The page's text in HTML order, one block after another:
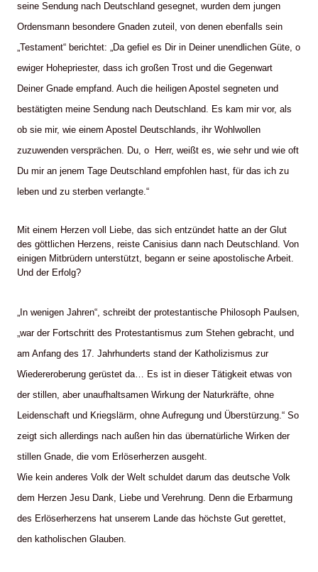
seine Sendung nach Deutschland gesegnet, wurden dem jungen
Ordensmann besondere Gnaden zuteil, von denen ebenfalls sein
„Testament“ berichtet: „Da gefiel es Dir in Deiner unendlichen Güte, o
ewiger Hohepriester, dass ich großen Trost und die Gegenwart
Deiner Gnade empfand. Auch die heiligen Apostel segneten und
bestätigten meine Sendung nach Deutschland. Es kam mir vor, als
ob sie mir, wie einem Apostel Deutschlands, ihr Wohlwollen
zuzuwenden versprächen. Du, o Herr, weißt es, wie sehr und wie oft
Du mir an jenem Tage Deutschland empfohlen hast, für das ich zu
leben und zu sterben verlangte.“
Mit einem Herzen voll Liebe, das sich entzündet hatte an der Glut
des göttlichen Herzens, reiste Canisius dann nach Deutschland. Von
einigen Mitbrüdern unterstützt, begann er seine apostolische Arbeit.
Und der Erfolg?
„In wenigen Jahren“, schreibt der protestantische Philosoph Paulsen,
„war der Fortschritt des Protestantismus zum Stehen gebracht, und
am Anfang des 17. Jahrhunderts stand der Katholizismus zur
Wiedereroberung gerüstet da… Es ist in dieser Tätigkeit etwas von
der stillen, aber unaufhaltsamen Wirkung der Naturkräfte, ohne
Leidenschaft und Kriegslärm, ohne Aufregung und Überstürzung.“ So
zeigt sich allerdings nach außen hin das übernatürliche Wirken der
stillen Gnade, die vom Erlöserherzen ausgeht.
Wie kein anderes Volk der Welt schuldet darum das deutsche Volk
dem Herzen Jesu Dank, Liebe und Verehrung. Denn die Erbarmung
des Erlöserherzens hat unserem Lande das höchste Gut gerettet,
den katholischen Glauben.